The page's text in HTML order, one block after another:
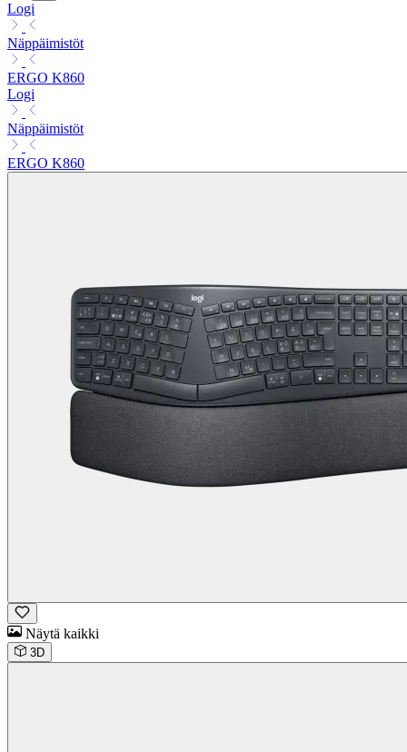
Logi
Näppäimistöt
ERGO K860
Logi
Näppäimistöt
ERGO K860
Näytä kaikki
3D